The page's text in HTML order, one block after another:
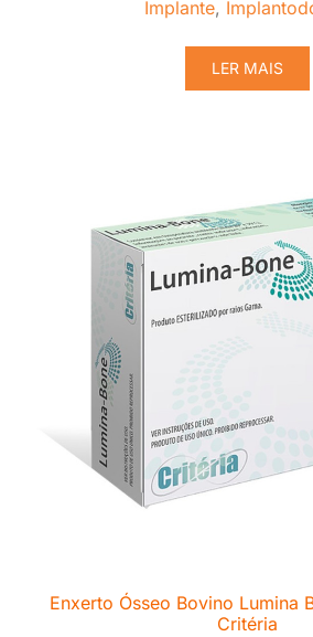
Implante,
LER MAIS
Enxerto Ósseo Bovino Lumina
Critéria